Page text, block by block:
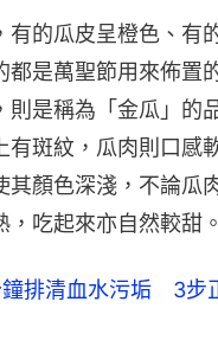
有的瓜皮呈橙色、有
是萬聖節用來佈置
則是稱為「金瓜」的
有斑紋，瓜肉則口感
顏色深淺，不論瓜
，吃起來亦自然較甜。
排清血水污垢　3步